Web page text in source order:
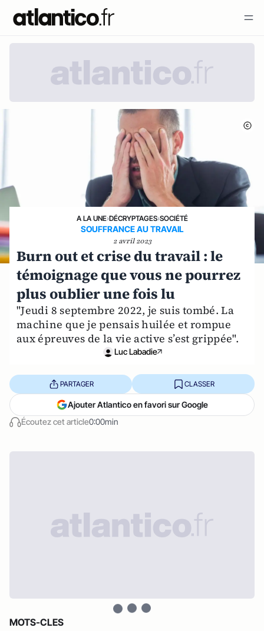
A LA UNE›DÉCRYPTAGES›SOCIÉTÉ
SOUFFRANCE AU TRAVAIL
2 avril 2023
Burn out et crise du travail : le
témoignage que vous ne pourrez
plus oublier une fois lu
"Jeudi 8 septembre 2022, je suis tombé. La
machine que je pensais huilée et rompue
aux épreuves de la vie active s’est grippée".
Luc Labadie
Écoutez cet article0:00min
PARTAGER CLASSER
Ajouter Atlantico en favori sur Google
MOTS-CLES